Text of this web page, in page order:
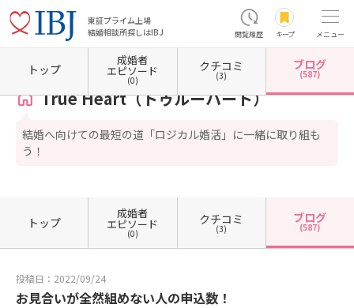
東証プライム上場
結婚相談所探しはIBJ
閲覧履歴 キープ メニュー
ホーム 大阪府の結婚相談所 大阪府大阪市 大阪府大阪市中央区 True Heart（トゥル
True Heart（トゥルーハート）
結婚へ向けての最短の道「ロジカル婚活」に一緒に取り組も
う！
トップ
成婚者
エピソード
(0)
クチコミ
(3)
ブログ
(587)
トップ
成婚者
エピソード
(0)
クチコミ
(3)
ブログ
(587)
投稿日：2022/09/24
お見合いが全然組めない人の申込数！